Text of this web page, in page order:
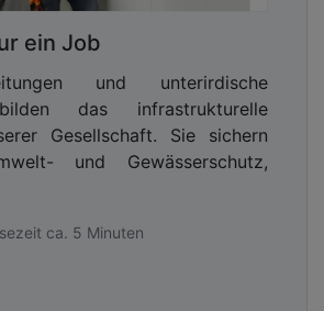
ein Job
und unterirdische
das infrastrukturelle
Gesellschaft. Sie sichern
und Gewässerschutz,
ca. 5 Minuten